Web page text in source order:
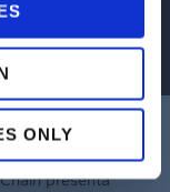
ONLY
presenta